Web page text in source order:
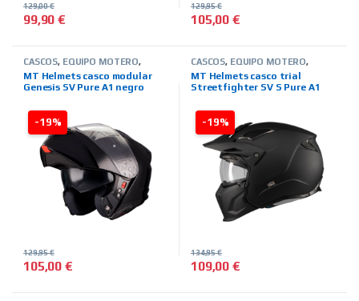
99,90€
129,00€
Este producto tiene múltiples variantes. Las opciones se
105,00€
129,95€
Este producto tiene múltiples
-19%
CASCOS, EQUIPO MOTERO,
MARCAS
MT
HELMETS,TIENDA ON LINE
MT Helmets casco modular
Genesis SV Pure A1 negro
105,00€
129,95€
Este producto tiene múltiples variantes. Las opciones se
-19%
CASCOS, EQUIPO MOTERO,
MARCAS
MT
HELMETS,TIENDA ON LINE
MT Helmets casco trial
Streetfighter SV S Pure A1
109,00€
134,95€
Este producto tiene múltiples